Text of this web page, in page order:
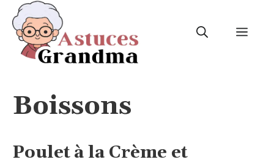
Aller
au
contenu
Boissons
Poulet à la Crème et